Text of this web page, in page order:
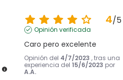
4/5
Opinión verificada
Caro pero excelente
Opinión del 4/7/2023 , tras una
experiencia del 15/6/2023 por
A.A.